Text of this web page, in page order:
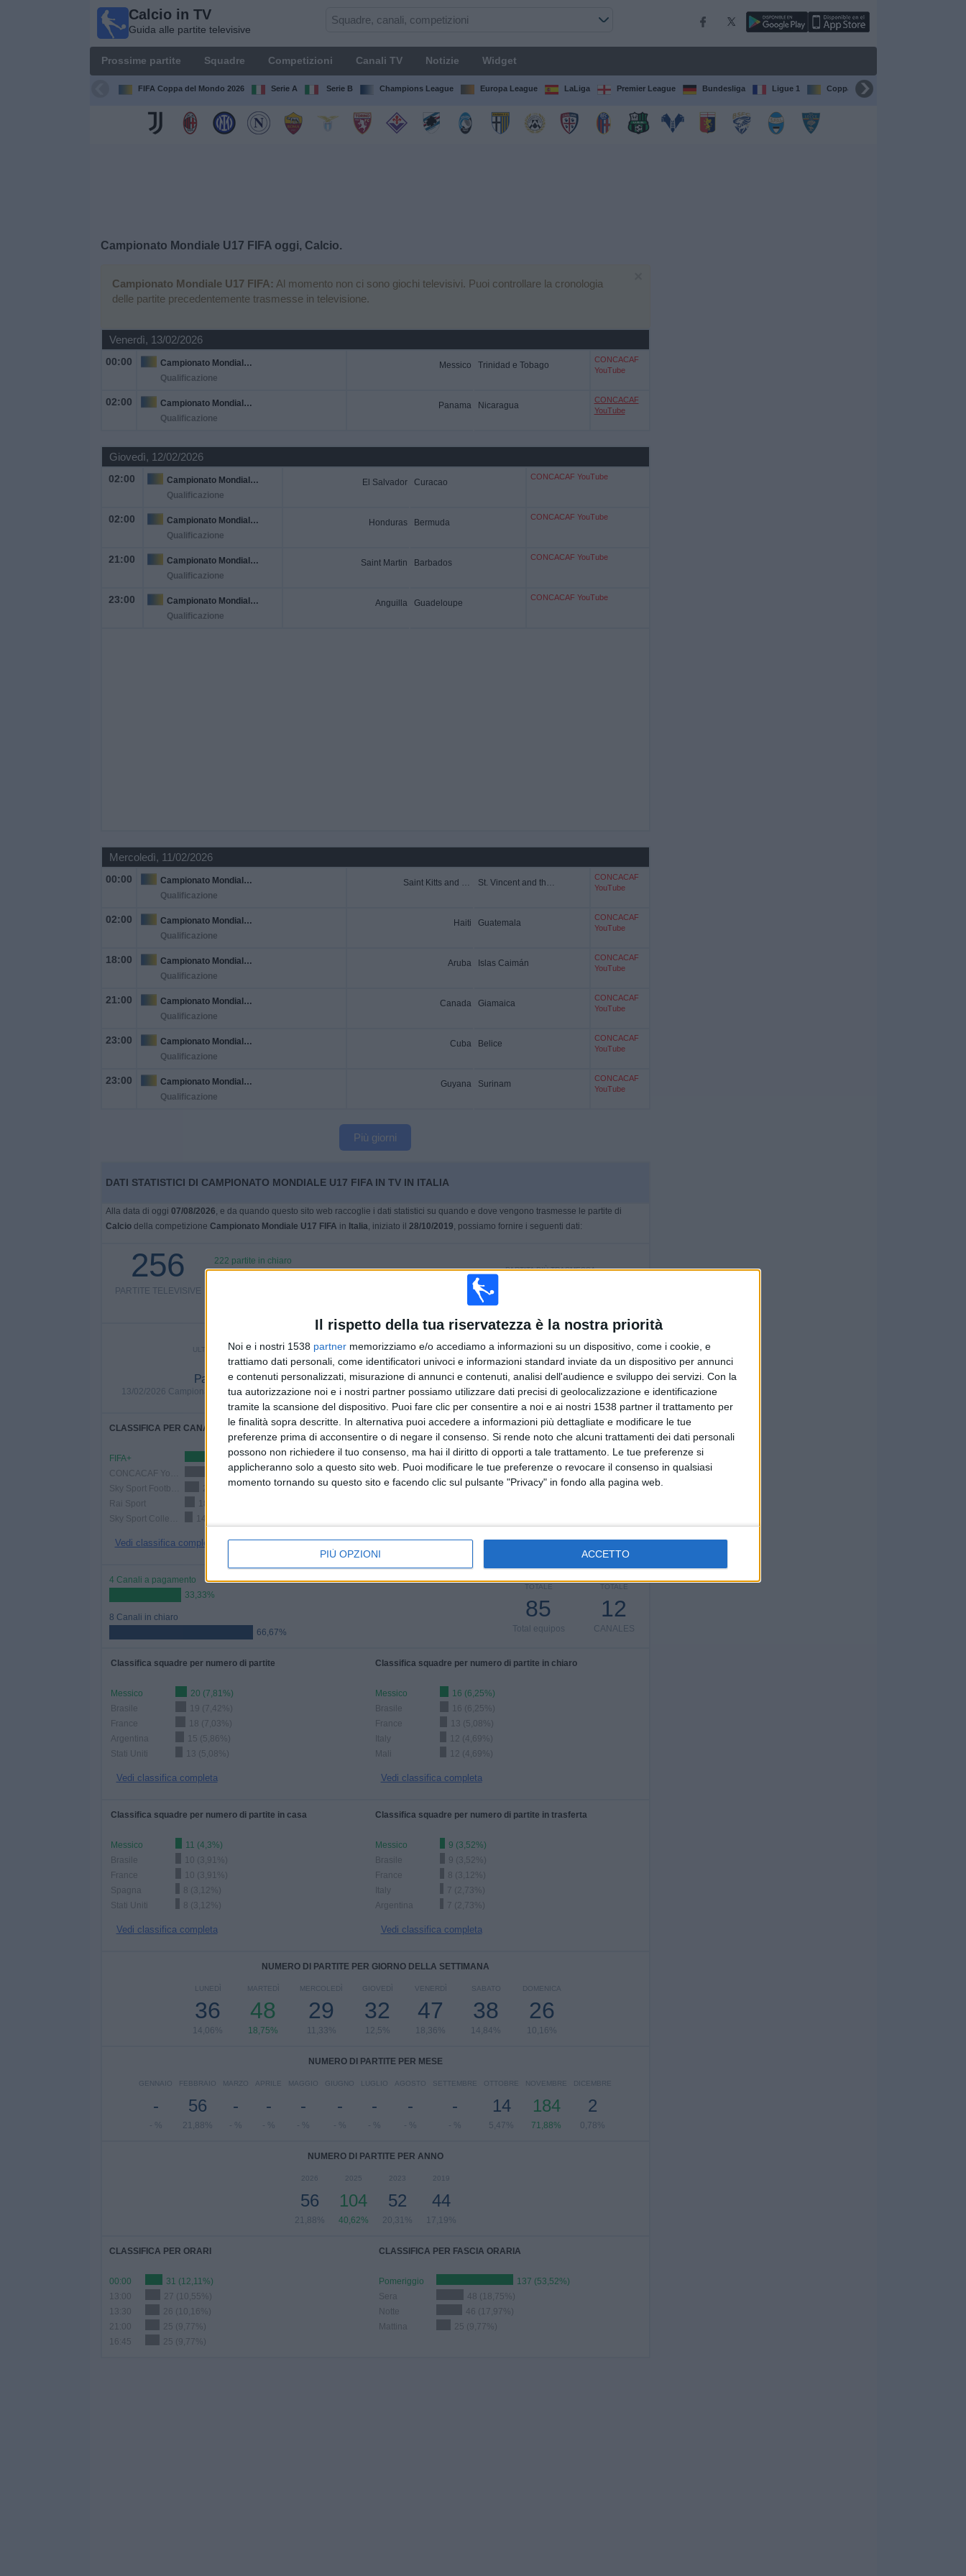
Il rispetto della tua riservatezza è la nostra priorità
Noi e i nostri 1538 partner memorizziamo e/o accediamo a informazioni su un dispositivo, come i cookie, e
trattiamo dati personali, come identificatori univoci e informazioni standard inviate da un dispositivo per annunci
e contenuti personalizzati, misurazione di annunci e contenuti, analisi dell'audience e sviluppo dei servizi. Con la
tua autorizzazione noi e i nostri partner possiamo utilizzare dati precisi di geolocalizzazione e identificazione
tramite la scansione del dispositivo. Puoi fare clic per consentire a noi e ai nostri 1538 partner il trattamento per
le finalità sopra descritte. In alternativa puoi accedere a informazioni più dettagliate e modificare le tue
preferenze prima di acconsentire o di negare il consenso. Si rende noto che alcuni trattamenti dei dati personali
possono non richiedere il tuo consenso, ma hai il diritto di opporti a tale trattamento. Le tue preferenze si
applicheranno solo a questo sito web. Puoi modificare le tue preferenze o revocare il consenso in qualsiasi
momento tornando su questo sito e facendo clic sul pulsante "Privacy" in fondo alla pagina web.
PIÙ OPZIONI ACCETTO
Calcio in TV
Guida alle partite televisive
Prossime partite Squadre Competizioni Canali TV Notizie Widget
FIFA Coppa del Mondo 2026 Serie A Serie B Champions League Europa League LaLiga Premier League Bundesliga Ligue 1 Coppa del Mondo FIFA per club
Campionato Mondiale U17 FIFA oggi, Calcio.
Campionato Mondiale U17 FIFA: Al momento non ci sono giochi televisivi. Puoi controllare la cronologia
delle partite precedentemente trasmesse in televisione.
Venerdì, 13/02/2026
00:00
Campionato Mondiale U17 FIFA
Qualificazione
Messico Trinidad e Tobago
CONCACAF
YouTube
02:00
Campionato Mondiale U17 FIFA
Qualificazione
Panama Nicaragua
CONCACAF
YouTube
Giovedì, 12/02/2026
02:00
Campionato Mondiale U17 FIFA
Qualificazione
El Salvador Curacao
CONCACAF YouTube
02:00
Campionato Mondiale U17 FIFA
Qualificazione
Honduras Bermuda
CONCACAF YouTube
21:00
Campionato Mondiale U17 FIFA
Qualificazione
Saint Martin Barbados
CONCACAF YouTube
23:00
Campionato Mondiale U17 FIFA
Qualificazione
Anguilla Guadeloupe
CONCACAF YouTube
Mercoledì, 11/02/2026
00:00
Campionato Mondiale U17 FIFA
Qualificazione
Saint Kitts and Nevis St. Vincent and the Grenadines
CONCACAF
YouTube
02:00
Campionato Mondiale U17 FIFA
Qualificazione
Haiti Guatemala
CONCACAF
YouTube
18:00
Campionato Mondiale U17 FIFA
Qualificazione
Aruba Islas Caimán
CONCACAF
YouTube
21:00
Campionato Mondiale U17 FIFA
Qualificazione
Canada Giamaica
CONCACAF
YouTube
23:00
Campionato Mondiale U17 FIFA
Qualificazione
Cuba Belice
CONCACAF
YouTube
23:00
Campionato Mondiale U17 FIFA
Qualificazione
Guyana Surinam
CONCACAF
YouTube
Più giorni
DATI STATISTICI DI CAMPIONATO MONDIALE U17 FIFA IN TV IN ITALIA
Alla data di oggi 07/08/2026, e da quando questo sito web raccoglie i dati statistici su quando e dove vengono trasmesse le partite di
Calciodella competizione Campionato Mondiale U17 FIFA in Italia, iniziato il 28/10/2019, possiamo fornire i seguenti dati:
256
PARTITE TELEVISIVE
222 partite in chiaro
PARTITA PIÙ TRASMESSA
ULTIMA PARTITA IN CHIARO
Panama - Nicaragua
13/02/2026 Campionato Mondiale U17 FIFA por CONCACAF
YouTube
ULTIMA PARTITA A PAGAMENTO
Olanda - France
17/11/2019 Campionato Mondiale U17 FIFA por Sky Sport Football
CLASSIFICA PER CANALI
FIFA+
156 (60,94%)
56 (21,88%)
25 (9,77%)
Rai Sport
Vedi classifica completa
TOTALE
12
GIORNI
175
MEDIA
1,2
4 Canali a pagamento
33,33%
8 Canali in chiaro
66,67%
TOTALE
12
CANALES
TOTALE
85
Total equipos
Classifica squadre per numero di partite
Messico
20 (7,81%)
Brasile
19 (7,42%)
France
18 (7,03%)
Argentina
15 (5,86%)
Stati Uniti
13 (5,08%)
Vedi classifica completa
Classifica squadre per numero di partite in chiaro
Messico
16 (6,25%)
Brasile
16 (6,25%)
France
13 (5,08%)
Italy
12 (4,69%)
Mali
12 (4,69%)
Vedi classifica completa
Classifica squadre per numero di partite in casa
Messico
11 (4,3%)
Brasile
10 (3,91%)
France
10 (3,91%)
Spagna
8 (3,12%)
Stati Uniti
8 (3,12%)
Vedi classifica completa
Classifica squadre per numero di partite in trasferta
Messico
9 (3,52%)
Brasile
9 (3,52%)
France
8 (3,12%)
Italy
7 (2,73%)
Argentina
7 (2,73%)
Vedi classifica completa
NUMERO DI PARTITE PER GIORNO DELLA SETTIMANA
LUNEDÌ
36
14,06%
MARTEDÌ
48
18,75%
MERCOLEDÌ
29
11,33%
GIOVEDÌ
32
12,5%
VENERDÌ
47
18,36%
SABATO
38
14,84%
DOMENICA
26
10,16%
NUMERO DI PARTITE PER MESE
GENNAIO
-
- %
FEBBRAIO
56
21,88%
MARZO
-
- %
APRILE
-
- %
MAGGIO
-
- %
GIUGNO
-
- %
LUGLIO
-
- %
AGOSTO
-
- %
SETTEMBRE
-
- %
OTTOBRE
14
5,47%
NOVEMBRE
184
71,88%
DICEMBRE
2
0,78%
NUMERO DI PARTITE PER ANNO
2026
56
21,88%
2025
104
40,62%
2023
52
20,31%
2019
44
17,19%
CLASSIFICA PER ORARI
00:00
31 (12,11%)
13:00
27 (10,55%)
13:30
26 (10,16%)
21:00
25 (9,77%)
16:45
25 (9,77%)
CLASSIFICA PER FASCIA ORARIA
Pomeriggio
137 (53,52%)
Sera
48 (18,75%)
Notte
46 (17,97%)
Mattina
25 (9,77%)